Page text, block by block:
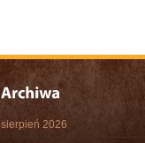
sierpień 2026